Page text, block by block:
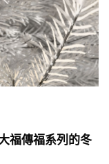
福傳福系列的冬